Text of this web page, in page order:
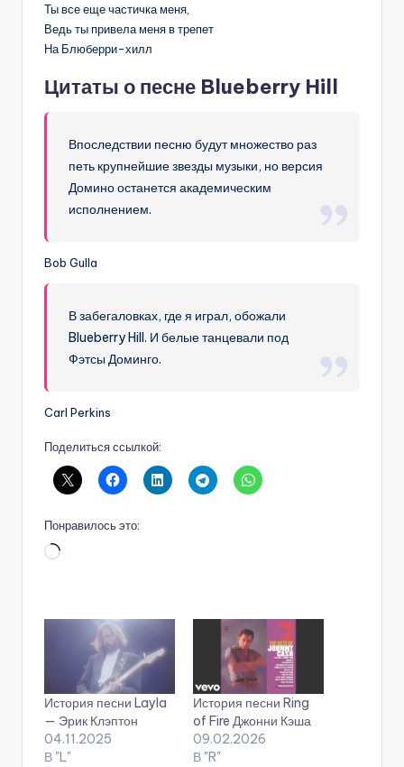
Ты все еще частичка меня,
Ведь ты привела меня в трепет
На Блюберри-хилл
Цитаты о песне Blueberry Hill
Впоследствии песню будут множество раз
петь крупнейшие звезды музыки, но версия
Домино останется академическим
исполнением.
Bob Gulla
В забегаловках, где я играл, обожали
Blueberry Hill. И белые танцевали под
Фэтсы Доминго.
Carl Perkins
Поделиться ссылкой:
Понравилось это:
Загрузка…
История песни Layla
— Эрик Клэптон
04.11.2025
В "L"
История песни Ring
of Fire Джонни Кэша
09.02.2026
В "R"